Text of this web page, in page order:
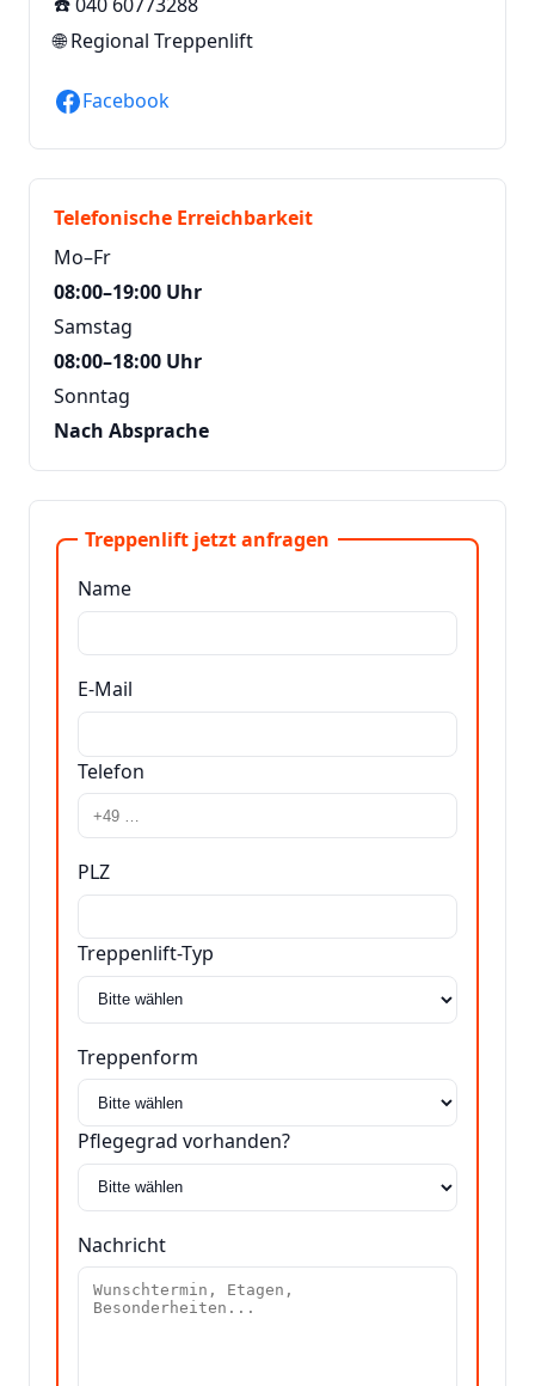
🌐Regional Treppenlift
Facebook
Telefonische Erreichbarkeit
Mo–Fr
08:00–19:00 Uhr
Samstag
08:00–18:00 Uhr
Sonntag
Nach Absprache
Treppenlift jetzt anfragen
Name
E-Mail
Telefon
PLZ
Treppenlift-Typ
Treppenform
Pflegegrad vorhanden?
Nachricht